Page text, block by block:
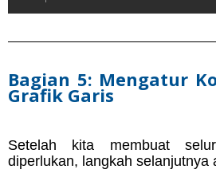
Bagian 5: Mengatur
Grafik Garis
Setelah kita membuat
diperlukan, langkah selanjutnya